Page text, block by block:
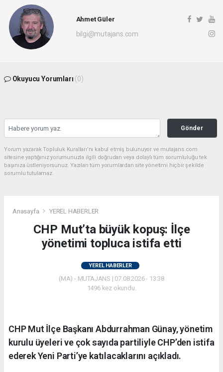
Ahmet Güler
bilgi@mutajans.com
Okuyucu Yorumları (0)
Gönder
Yorum yazarak Topluluk Kuralları’nı kabul etmiş bulunuyor ve mutajans.com
sitesine yaptığınız yorumunuzla ilgili doğrudan veya dolaylı tüm sorumluluğu tek
başınıza üstleniyorsunuz. Yazılan tüm yorumlardan site yönetimi hiçbir şekilde
sorumlu tutulamaz.
Anasayfa YEREL HABERLER
CHP Mut’ta büyük kopuş: İlçe
yönetimi topluca istifa etti
YEREL HABERLER
(MA) - MUTAJANS | 07.08.2026 - 13:38
1496 kez okundu.
CHP Mut İlçe Başkanı Abdurrahman Günay, yönetim
kurulu üyeleri ve çok sayıda partiliyle CHP’den istifa
ederek Yeni Parti’ye katılacaklarını açıkladı.